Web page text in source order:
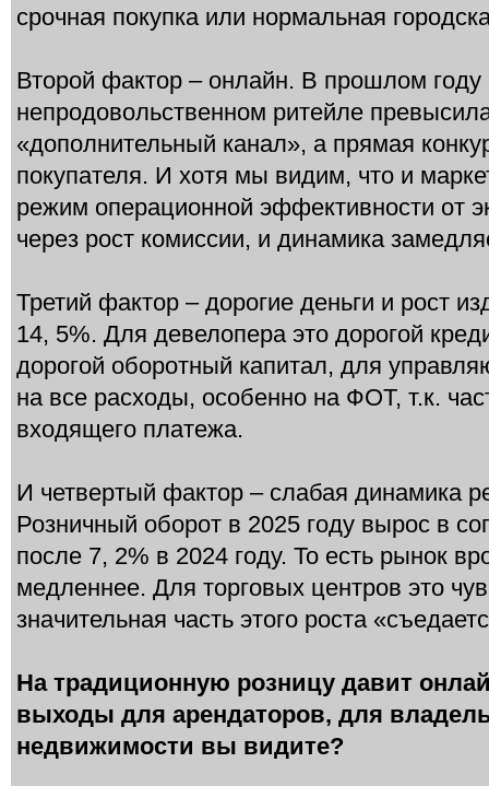
срочная покупка или нормальная
Второй фактор – онлайн. В прошлом
непродовольственном ритейле
«дополнительный канал», а прямая
покупателя. И хотя мы видим, что и
режим операционной эффективности от
через рост комиссии, и динамика
Третий фактор – дорогие деньги и рост
14, 5%. Для девелопера это дорогой
дорогой оборотный капитал, для
на все расходы, особенно на ФОТ, т.к.
входящего платежа.
И четвертый фактор – слабая динамика
Розничный оборот в 2025 году вырос в
после 7, 2% в 2024 году. То есть рынок
медленнее. Для торговых центров это
значительная часть этого роста
На традиционную розницу давит
выходы для арендаторов, для
недвижимости вы видите?